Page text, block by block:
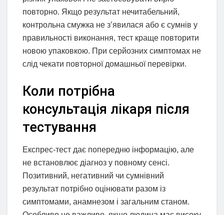
повторно. Якщо результат нечитабельний,
контрольна смужка не з’явилася або є сумнів у
правильності виконання, тест краще повторити
новою упаковкою. При серйозних симптомах не
слід чекати повторної домашньої перевірки.
Коли потрібна
консультація лікаря після
тестування
Експрес-тест дає попередню інформацію, але
не встановлює діагноз у повному сенсі.
Позитивний, негативний чи сумнівний
результат потрібно оцінювати разом із
симптомами, анамнезом і загальним станом.